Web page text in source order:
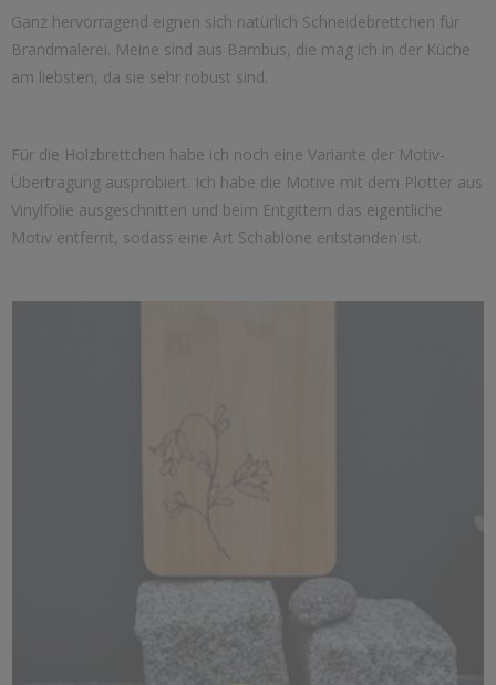
Ganz hervorragend eignen sich natürlich Schneidebrettchen für
Brandmalerei. Meine sind aus Bambus, die mag ich in der Küche
am liebsten, da sie sehr robust sind.
Für die Holzbrettchen habe ich noch eine Variante der Motiv-
Übertragung ausprobiert. Ich habe die Motive mit dem Plotter aus
Vinylfolie ausgeschnitten und beim Entgittern das eigentliche
Motiv entfernt, sodass eine Art Schablone entstanden ist.